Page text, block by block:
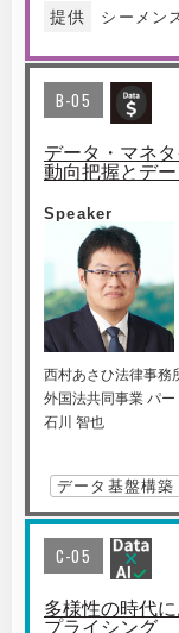
提供 シーメン
B-05
データ・マネ
動向把握とデ
Speaker
西村あさひ法律事務
外国法共同事業 パー
石川 智也
データ基盤構築
C-05
多様性の時代
プライシング